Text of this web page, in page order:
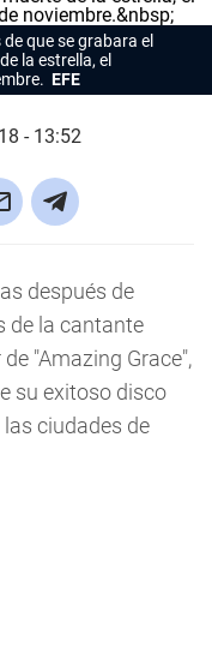
que se grabara el
la estrella, el
EFE
- 13:52
después de
de la cantante
"Amazing Grace",
su exitoso disco
ciudades de